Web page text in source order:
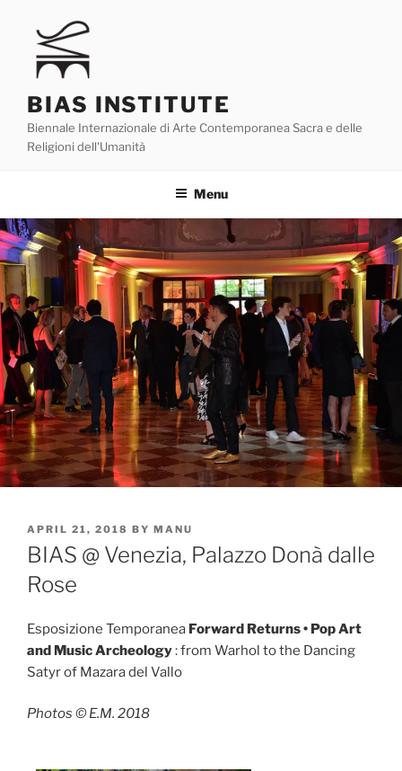
content
BIAS INSTITUTE
Biennale Internazionale di Arte Contemporanea Sacra e delle
Religioni dell'Umanità
Menu
POSTED
ON
APRIL 21, 2018 BY MANU
BIAS @ Venezia, Palazzo Donà dalle
Rose
Esposizione Temporanea Forward Returns • Pop Art
and Music Archeology: from Warhol to the Dancing
Satyr of Mazara del Vallo
Photos © E.M. 2018